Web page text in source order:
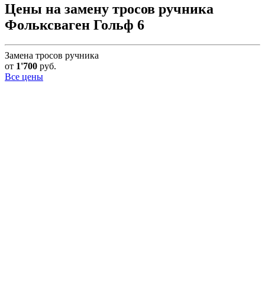
Цены на замену тросов ручника
Фольксваген Гольф 6
Замена тросов ручника
от 1'700 руб.
Все цены